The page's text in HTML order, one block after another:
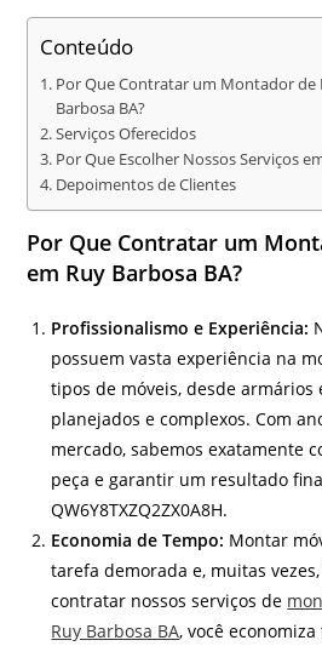
Conteúdo
Por Que Contratar um Montador de
Barbosa BA?
Serviços Oferecidos
Por Que Escolher Nossos Serviços
Depoimentos de Clientes
Por Que Contratar um
em Ruy Barbosa BA?
Profissionalismo e Experiência:
possuem vasta experiência na
tipos de móveis, desde armários
planejados e complexos. Com
mercado, sabemos exatamente
peça e garantir um resultado
QW6Y8TXZQ2ZX0A8H.
Economia de Tempo: Montar
tarefa demorada e, muitas
contratar nossos serviços de
Ruy Barbosa BA, você